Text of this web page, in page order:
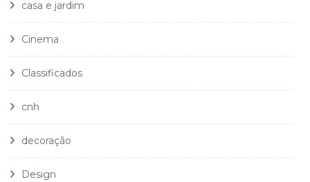
casa e jardim
Cinema
Classificados
cnh
decoração
Design